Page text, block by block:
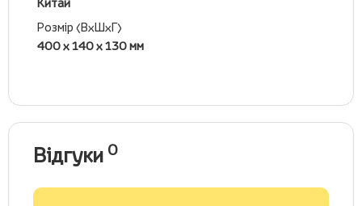
Розмір (ВхШхГ)
400 х 140 х 130 мм
Відгуки 0